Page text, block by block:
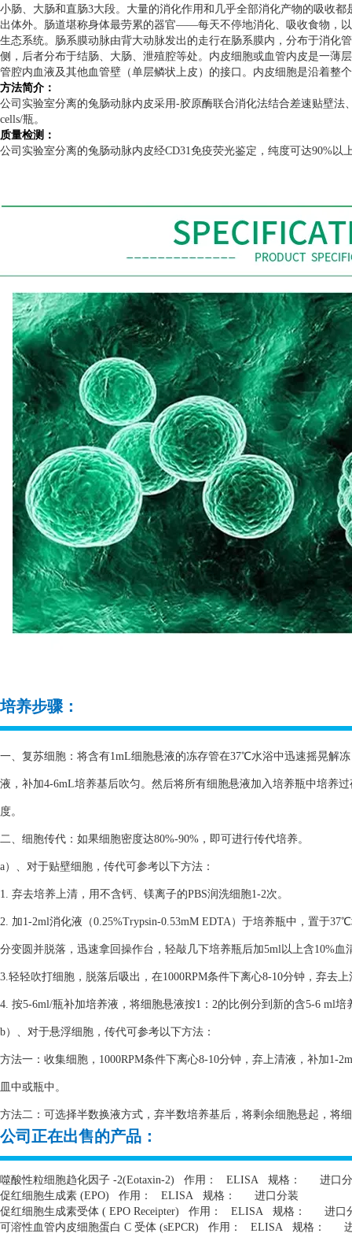
小肠、大肠和直肠3大段。大量的消化作用和几乎全部消化产物的吸收
出体外。肠道堪称身体最劳累的器官——每天不停地消化、吸收食物，
生态系统。肠系膜动脉由背大动脉发出的走行在肠系膜内，分布于消化
侧，后者分布于结肠、大肠、泄殖腔等处。内皮细胞或血管内皮是一薄
管腔内血液及其他血管壁（单层鳞状上皮）的接口。内皮细胞是沿着整
方法简介：
公司实验室分离的兔肠动脉内皮采用-胶原酶联合消化法结合差速贴壁法
cells/瓶。
质量检测：
公司实验室分离的兔肠动脉内皮经CD31免疫荧光鉴定，纯度可达90%以
培养步骤：
一、复苏细胞：将含有1mL细胞悬液的冻存管在37℃水浴中迅速摇晃解
液，补加4-6mL培养基后吹匀。然后将所有细胞悬液加入培养瓶中培养
度。
二、细胞传代：如果细胞密度达80%-90%，即可进行传代培养。
a）、对于贴壁细胞，传代可参考以下方法：
1. 弃去培养上清，用不含钙、镁离子的PBS润洗细胞1-2次。
2. 加1-2ml消化液（0.25%Trypsin-0.53mM EDTA）于培养瓶中，置于
分变圆并脱落，迅速拿回操作台，轻敲几下培养瓶后加5ml以上含10%血
3.轻轻吹打细胞，脱落后吸出，在1000RPM条件下离心8-10分钟，弃去
4. 按5-6ml/瓶补加培养液，将细胞悬液按1：2的比例分到新的含5-6 ml培
b）、对于悬浮细胞，传代可参考以下方法：
方法一：收集细胞，1000RPM条件下离心8-10分钟，弃上清液，补加1-
皿中或瓶中。
方法二：可选择半数换液方式，弃半数培养基后，将剩余细胞悬起，将
公司正在出售的产品：
噬酸性粒细胞趋化因子 -2(Eotaxin-2) 作用： ELISA 规格：
进口
促红细胞生成素 (EPO) 作用： ELISA 规格：
进口分装
促红细胞生成素受体 ( EPO Receipter) 作用： ELISA 规格：
进口
可溶性血管内皮细胞蛋白 C 受体 (sEPCR) 作用： ELISA 规格：